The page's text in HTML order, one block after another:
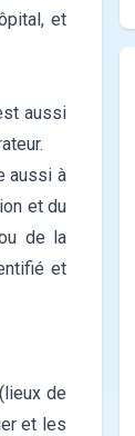
et
aussi
aussi à
et du
de la
et
de
et les